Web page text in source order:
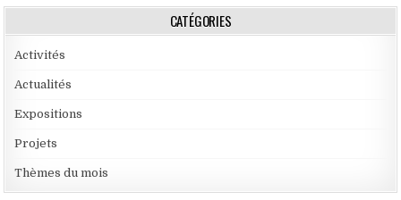
CATÉGORIES
Activités
Actualités
Expositions
Projets
Thèmes du mois